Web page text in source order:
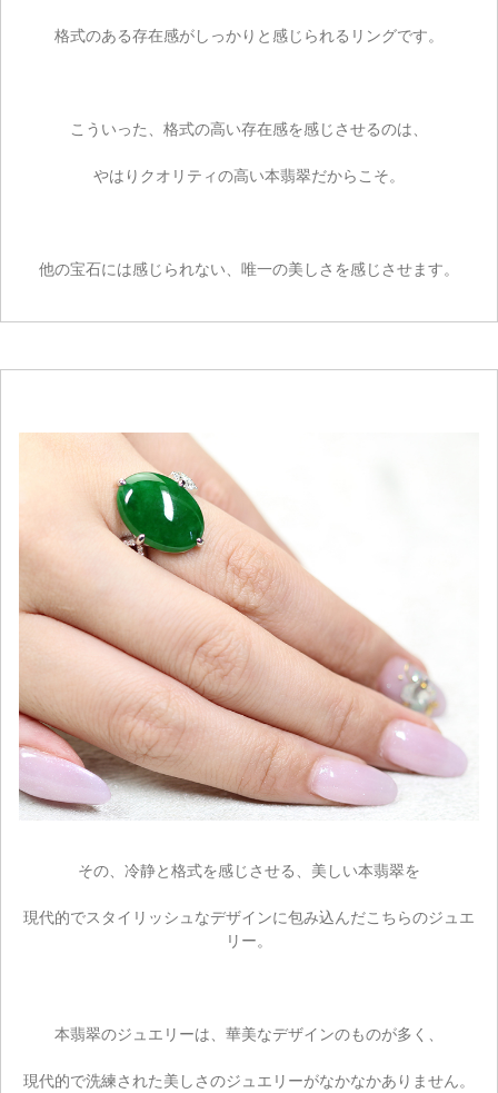
格式のある存在感がしっかりと感じられるリングです。
こういった、格式の高い存在感を感じさせるのは、
やはりクオリティの高い本翡翠だからこそ。
他の宝石には感じられない、唯一の美しさを感じさせます。
その、冷静と格式を感じさせる、美しい本翡翠を
現代的でスタイリッシュなデザインに包み込んだこちらのジュエ
リー。
本翡翠のジュエリーは、華美なデザインのものが多く、
現代的で洗練された美しさのジュエリーがなかなかありません。